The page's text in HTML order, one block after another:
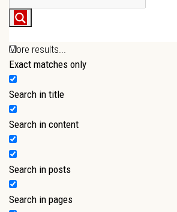
More results...
Exact matches only
Search in title
Search in content
Search in posts
Search in pages